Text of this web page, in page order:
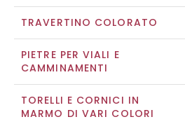
TRAVERTINO COLORATO
PIETRE PER VIALI E
CAMMINAMENTI
TORELLI E CORNICI IN
MARMO DI VARI COLORI